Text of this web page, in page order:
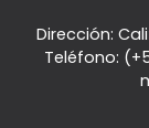
Dirección:
Teléfono: